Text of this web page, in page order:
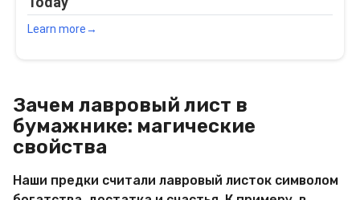
Зачем лавровый лист в
бумажнике: магические
свойства
Наши предки считали лавровый листок символом